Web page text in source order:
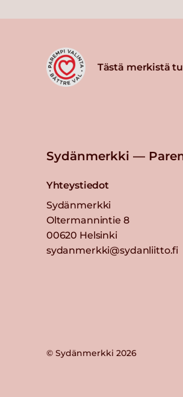
Tästä merkistä
Sydänmerkki —
Yhteystiedot
Sydänmerkki
Oltermannintie 8
00620 Helsinki
sydanmerkki@sydanliitto.fi
© Sydänmerkki 2026